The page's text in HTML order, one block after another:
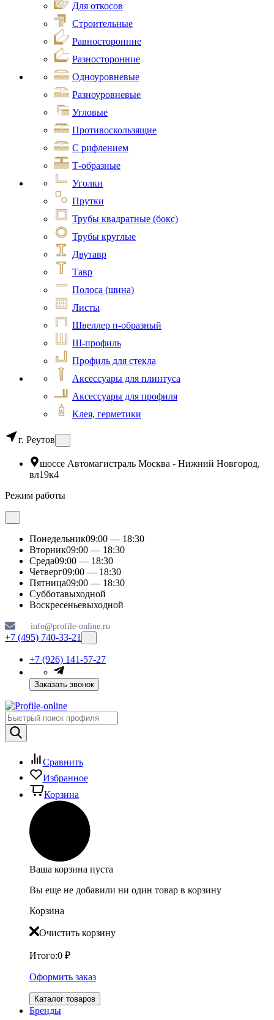
Для откосов
Строительные
Равносторонние
Разносторонние
Одноуровневые
Разноуровневые
Угловые
Противоскользящие
С рифлением
Т-образные
Уголки
Прутки
Трубы квадратные (бокс)
Трубы круглые
Двутавр
Тавр
Полоса (шина)
Листы
Швеллер п-образный
Ш-профиль
Профиль для стекла
Аксессуары для плинтуса
Аксессуары для профиля
Клея, герметики
г. Реутов
шоссе Автомагистраль Москва - Нижний Новгород,
вл19к4
Режим работы
Понедельник09:00 — 18:30
Вторник09:00 — 18:30
Среда09:00 — 18:30
Четверг09:00 — 18:30
Пятница09:00 — 18:30
Субботавыходной
Воскресеньевыходной
info@profile-online.ru
+7 (495) 740-33-21
+7 (926) 141-57-27
Заказать звонок
Сравнить
Избранное
Корзина
Ваша корзина пуста
Вы еще не добавили ни один товар в корзину
Корзина
Очистить корзину
Итого:0 ₽
Оформить заказ
Каталог товаров
Бренды